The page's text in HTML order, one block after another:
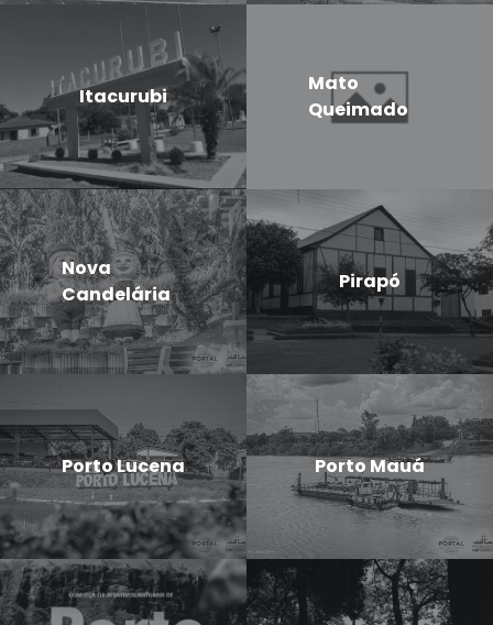
Itacurubi
Mato
Queimado
Nova
Candelária
Pirapó
Porto Lucena Porto Mauá